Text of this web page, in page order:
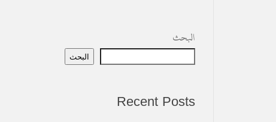
البحث
البحث
Recent Posts